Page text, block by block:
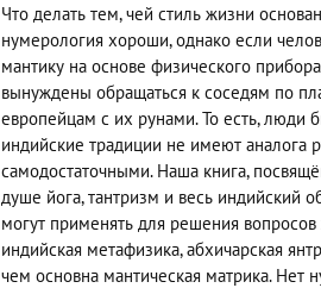
Что делать тем, чей стиль жизни
нумерология хороши, однако если
мантику на основе физического
вынуждены обращаться к соседям по
европейцам с их рунами. То есть, люди
индийские традиции не имеют аналога
самодостаточными. Наша книга,
душе йога, тантризм и весь индийский
могут применять для решения
индийская метафизика, абхичарская
чем основна мантическая матрика.